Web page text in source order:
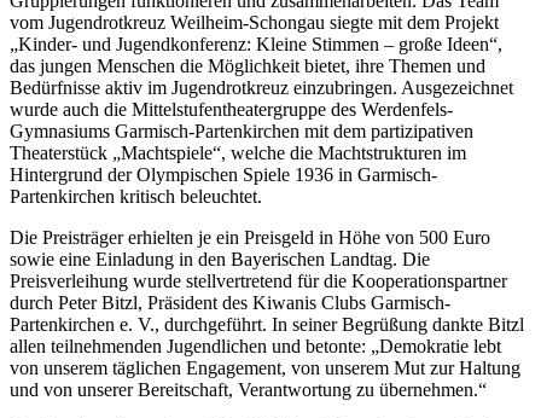
vom Jugendrotkreuz Weilheim-Schongau siegte mit dem Projekt
„Kinder- und Jugendkonferenz: Kleine Stimmen – große Ideen“,
das jungen Menschen die Möglichkeit bietet, ihre Themen und
Bedürfnisse aktiv im Jugendrotkreuz einzubringen. Ausgezeichnet
wurde auch die Mittelstufentheatergruppe des Werdenfels-
Gymnasiums Garmisch-Partenkirchen mit dem partizipativen
Theaterstück „Machtspiele“, welche die Machtstrukturen im
Hintergrund der Olympischen Spiele 1936 in Garmisch-
Partenkirchen kritisch beleuchtet.
Die Preisträger erhielten je ein Preisgeld in Höhe von 500 Euro
sowie eine Einladung in den Bayerischen Landtag. Die
Preisverleihung wurde stellvertretend für die Kooperationspartner
durch Peter Bitzl, Präsident des Kiwanis Clubs Garmisch-
Partenkirchen e. V., durchgeführt. In seiner Begrüßung dankte Bitzl
allen teilnehmenden Jugendlichen und betonte: „Demokratie lebt
von unserem täglichen Engagement, von unserem Mut zur Haltung
und von unserer Bereitschaft, Verantwortung zu übernehmen.“